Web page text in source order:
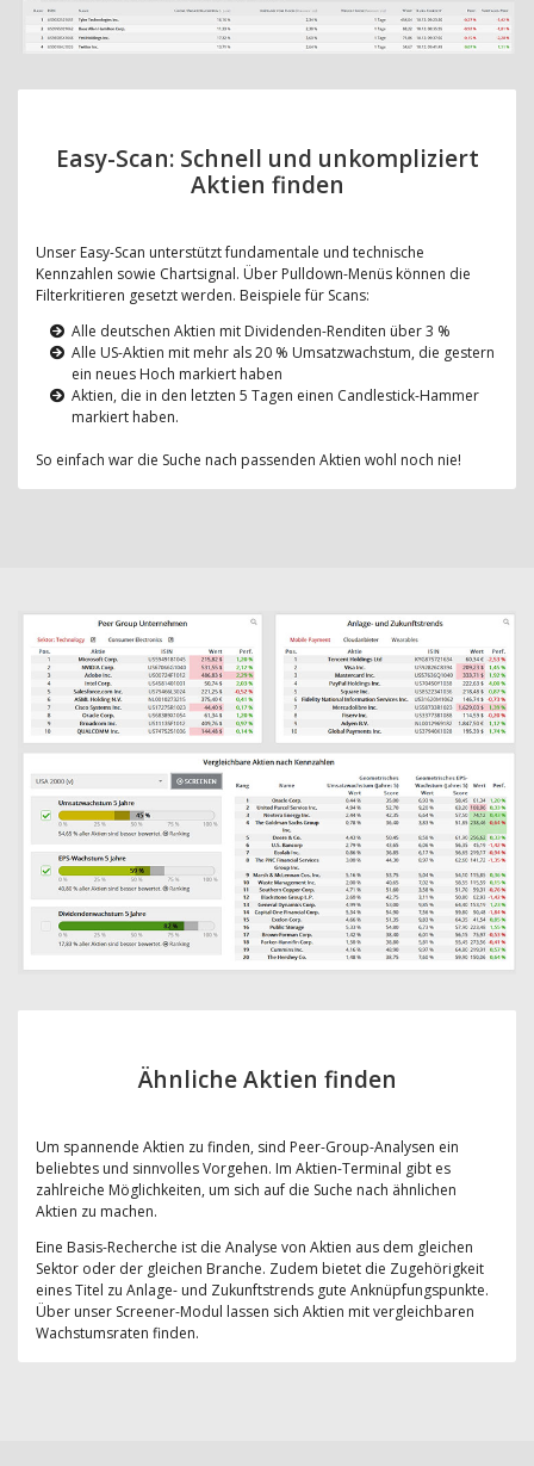
Easy-Scan: Schnell und unkompliziert
Aktien finden
Unser Easy-Scan unterstützt fundamentale und technische
Kennzahlen sowie Chartsignal. Über Pulldown-Menüs können die
Filterkritieren gesetzt werden. Beispiele für Scans:
Alle deutschen Aktien mit Dividenden-Renditen über 3 %
Alle US-Aktien mit mehr als 20 % Umsatzwachstum, die gestern
ein neues Hoch markiert haben
Aktien, die in den letzten 5 Tagen einen Candlestick-Hammer
markiert haben.
So einfach war die Suche nach passenden Aktien wohl noch nie!
Ähnliche Aktien finden
Um spannende Aktien zu finden, sind Peer-Group-Analysen ein
beliebtes und sinnvolles Vorgehen. Im Aktien-Terminal gibt es
zahlreiche Möglichkeiten, um sich auf die Suche nach ähnlichen
Aktien zu machen.
Eine Basis-Recherche ist die Analyse von Aktien aus dem gleichen
Sektor oder der gleichen Branche. Zudem bietet die Zugehörigkeit
eines Titel zu Anlage- und Zukunftstrends gute Anknüpfungspunkte.
Über unser Screener-Modul lassen sich Aktien mit vergleichbaren
Wachstumsraten finden.